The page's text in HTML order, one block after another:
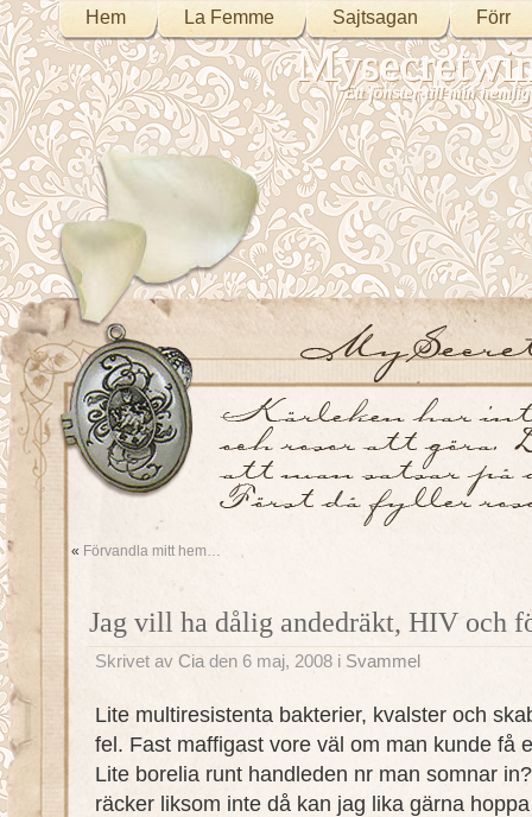
Hem La Femme Sajtsagan Förr
Ett fönster till min
« Förvandla mitt hem…
Jag vill ha dålig andedräkt, HIV och
Skrivet av Cia den 6 maj, 2008 i Svammel
Lite multiresistenta bakterier, kvalster och
fel. Fast maffigast vore väl om man kunde få
Lite borelia runt handleden nr man somnar
räcker liksom inte då kan jag lika gärna